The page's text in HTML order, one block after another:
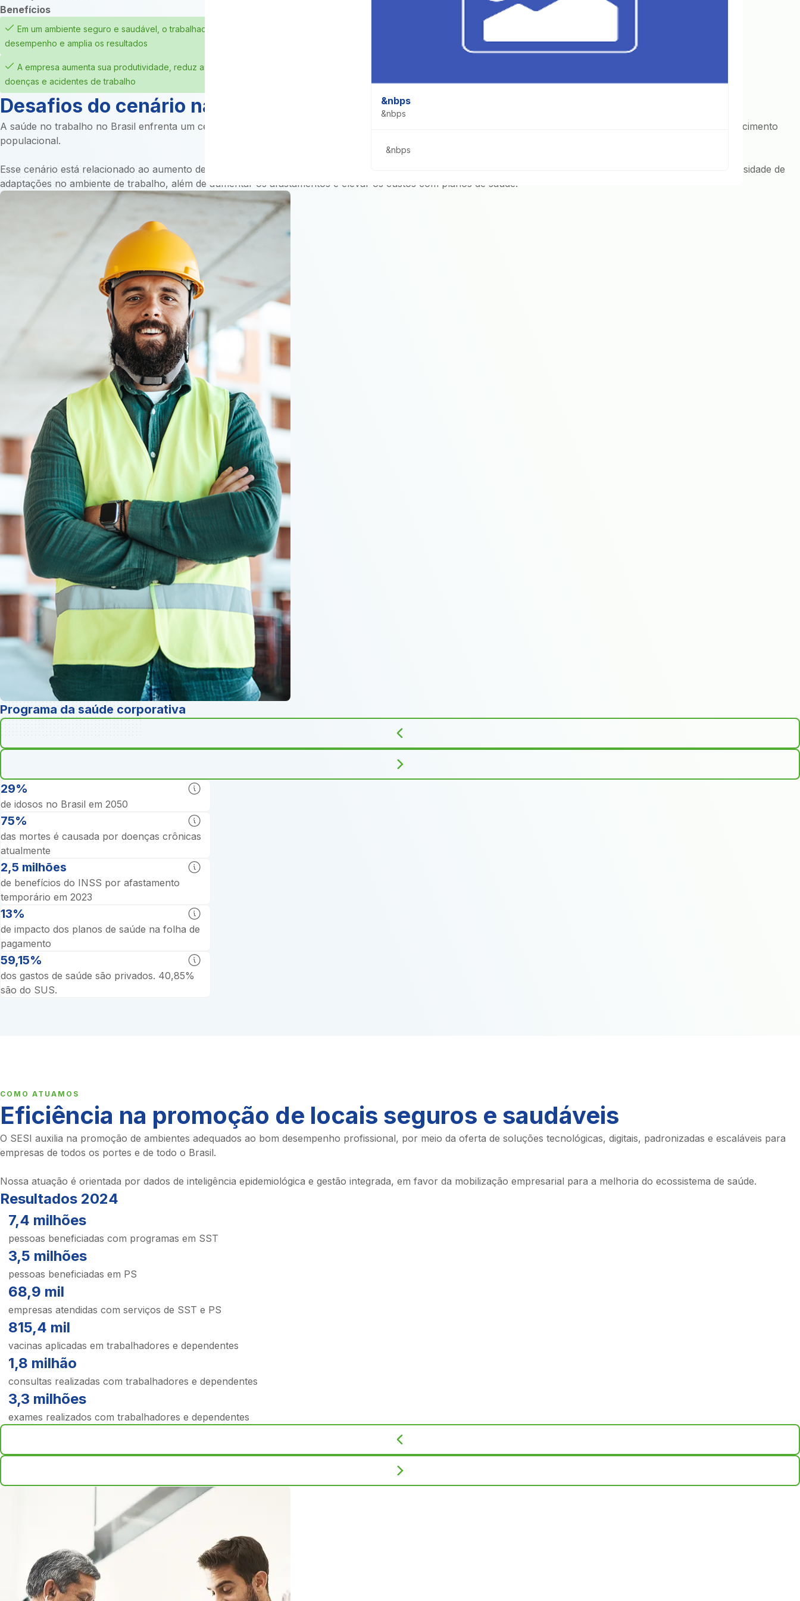
&nbps
&nbps
&nbps
Benefícios
Em um ambiente seguro e saudável, o trabalhador melhora seu
desempenho e amplia os resultados
A empresa aumenta sua produtividade, reduz as ausências e evita
doenças e acidentes de trabalho
Desafios do cenário nacional
A saúde no trabalho no Brasil enfrenta um cenário complexo, impactado por diversas tendências demográficas e epidemiológicas, principalmente, o rápido envelhecimento
populacional.
Esse cenário está relacionado ao aumento de casos de doenças crônicas, que podem afetar a capacidade dos trabalhadores, ampliar o risco de acidentes e a necessidade de
adaptações no ambiente de trabalho, além de aumentar os afastamentos e elevar os custos com planos de saúde.
Programa da saúde corporativa
29%
de idosos no Brasil em 2050
75%
das mortes é causada por doenças crônicas
atualmente
2,5 milhões
de benefícios do INSS por afastamento
temporário em 2023
13%
de impacto dos planos de saúde na folha de
pagamento
59,15%
dos gastos de saúde são privados. 40,85%
são do SUS.
COMO ATUAMOS
Eficiência na promoção de locais seguros e saudáveis
O SESI auxilia na promoção de ambientes adequados ao bom desempenho profissional, por meio da oferta de soluções tecnológicas, digitais, padronizadas e escaláveis para
empresas de todos os portes e de todo o Brasil.
Nossa atuação é orientada por dados de inteligência epidemiológica e gestão integrada, em favor da mobilização empresarial para a melhoria do ecossistema de saúde.
Resultados 2024
7,4 milhões
pessoas beneficiadas com programas em SST
3,5 milhões
pessoas beneficiadas em PS
68,9 mil
empresas atendidas com serviços de SST e PS
815,4 mil
vacinas aplicadas em trabalhadores e dependentes
1,8 milhão
consultas realizadas com trabalhadores e dependentes
3,3 milhões
exames realizados com trabalhadores e dependentes